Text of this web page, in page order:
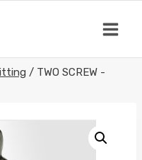
/ TWO SCREW -